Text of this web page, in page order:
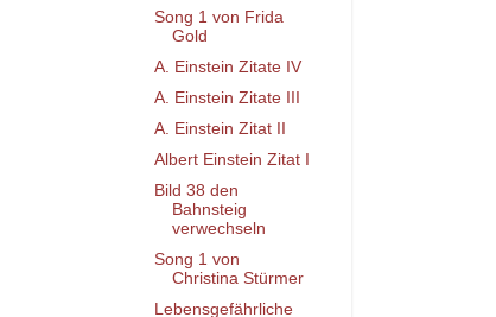
Song 1 von Frida
Gold
A. Einstein Zitate IV
A. Einstein Zitate III
A. Einstein Zitat II
Albert Einstein Zitat I
Bild 38 den
Bahnsteig
verwechseln
Song 1 von
Christina Stürmer
Lebensgefährliche